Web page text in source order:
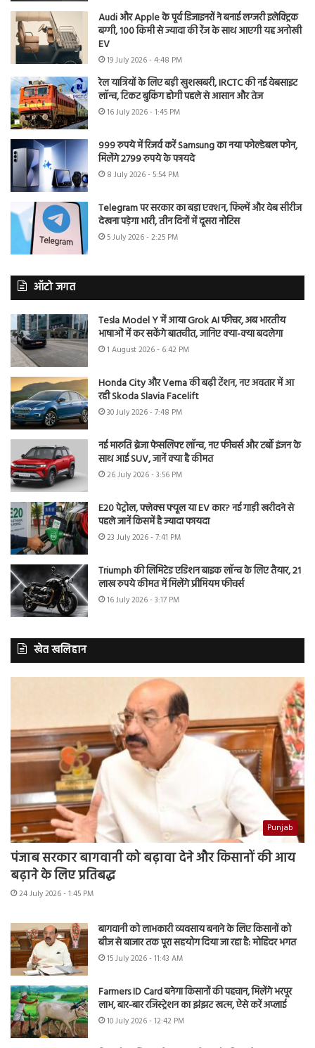
Audi और Apple के पूर्व डिजाइनरों ने बनाई लग्जरी इलेक्ट्रिक
बग्गी, 100 किमी से ज्यादा की रेंज के साथ आएगी यह अनोखी
EV
19 July 2026 - 4:48 PM
रेल यात्रियों के लिए बड़ी खुशखबरी, IRCTC की नई वेबसाइट
लॉन्च, टिकट बुकिंग होगी पहले से आसान और तेज
16 July 2026 - 1:45 PM
999 रुपये में रिजर्व करें Samsung का नया फोल्डेबल फोन,
मिलेंगे 2799 रुपये के फायदे
8 July 2026 - 5:54 PM
Telegram पर सरकार का बड़ा एक्शन, फिल्में और वेब सीरीज
देखना पड़ेगा भारी, तीन दिनों में दूसरा नोटिस
5 July 2026 - 2:25 PM
ऑटो जगत
Tesla Model Y में आया Grok AI फीचर, अब भारतीय
भाषाओं में कर सकेंगे बातचीत, जानिए क्या-क्या बदलेगा
1 August 2026 - 6:42 PM
Honda City और Verna की बढ़ी टेंशन, नए अवतार में आ
रही Skoda Slavia Facelift
30 July 2026 - 7:48 PM
नई मारुति ब्रेजा फेसलिफ्ट लॉन्च, नए फीचर्स और टर्बो इंजन के
साथ आई SUV, जानें क्या है कीमत
26 July 2026 - 3:56 PM
E20 पेट्रोल, फ्लेक्स फ्यूल या EV कार? नई गाड़ी खरीदने से
पहले जानें किसमें है ज्यादा फायदा
23 July 2026 - 7:41 PM
Triumph की लिमिटेड एडिशन बाइक लॉन्च के लिए तैयार, 21
लाख रुपये कीमत में मिलेंगे प्रीमियम फीचर्स
16 July 2026 - 3:17 PM
खेत खलिहान
Punjab
पंजाब सरकार बागवानी को बढ़ावा देने और किसानों की आय
बढ़ाने के लिए प्रतिबद्ध
24 July 2026 - 1:45 PM
बागवानी को लाभकारी व्यवसाय बनाने के लिए किसानों को
बीज से बाजार तक पूरा सहयोग दिया जा रहा है: मोहिंदर भगत
15 July 2026 - 11:43 AM
Farmers ID Card बनेगा किसानों की पहचान, मिलेंगे भरपूर
लाभ, बार-बार रजिस्ट्रेशन का झंझट खत्म, ऐसे करें अप्लाई
10 July 2026 - 12:42 PM